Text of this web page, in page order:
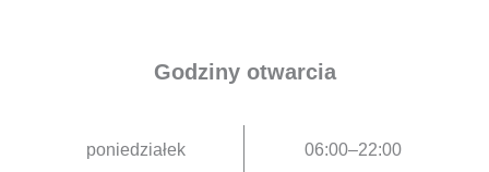
Godziny otwarcia
poniedziałek 06:00–22:00